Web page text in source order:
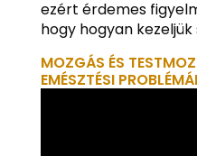
ezért érdemes
hogy hogyan
MOZGÁS ÉS
EMÉSZTÉSI